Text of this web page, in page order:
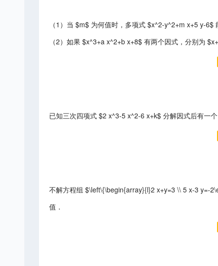
（1）当 $m$ 为何值时，多项式 $x^2-y^2+m x+5 y-
（2）如果 $x^3+a x^2+b x+8$ 有两个因式，分别为
已知三次四项式 $2 x^3-5 x^2-6 x+k$ 分解因式后有一
不解方程组 $\left\{\begin{array}{l}2 x+y=3 \\ 5 x-3 y=-
值．